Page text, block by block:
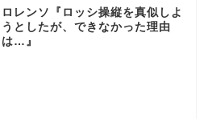
ロレンソ『ロッシ操縦を真似しよ
うとしたが、できなかった理由
は…』